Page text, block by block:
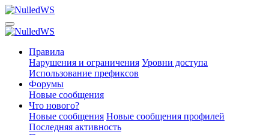
Правила
Нарушения и ограничения Уровни доступа
Использование префиксов
Форумы
Новые сообщения
Что нового?
Новые сообщения Новые сообщения профилей
Последняя активность